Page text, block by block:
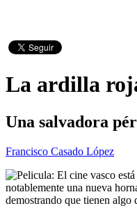
La ardilla
Una salvadora
Francisco Casado López
El cine vasco
notablemente una nueva
demostrando que tienen algo